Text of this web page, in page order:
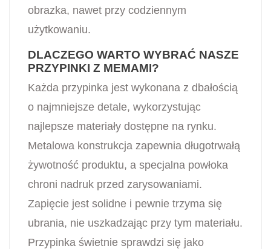
obrazka, nawet przy codziennym
użytkowaniu.
DLACZEGO WARTO WYBRAĆ NASZE
PRZYPINKI Z MEMAMI?
Każda przypinka jest wykonana z dbałością
o najmniejsze detale, wykorzystując
najlepsze materiały dostępne na rynku.
Metalowa konstrukcja zapewnia długotrwałą
żywotność produktu, a specjalna powłoka
chroni nadruk przed zarysowaniami.
Zapięcie jest solidne i pewnie trzyma się
ubrania, nie uszkadzając przy tym materiału.
Przypinka świetnie sprawdzi się jako